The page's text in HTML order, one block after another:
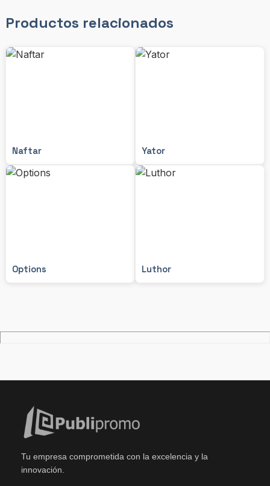
Productos relacionados
Naftar Yator
Options Luthor
Tu empresa comprometida con la excelencia y la
innovación.